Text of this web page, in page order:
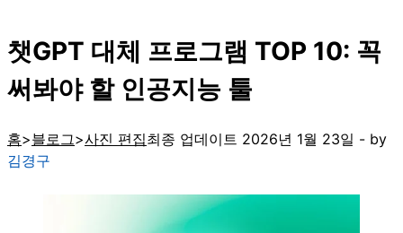
챗GPT 대체 프로그램 TOP 10: 꼭
써봐야 할 인공지능 툴
홈 블로그 사진 편집최종 업데이트 2026년 1월 23일 - by
김경구